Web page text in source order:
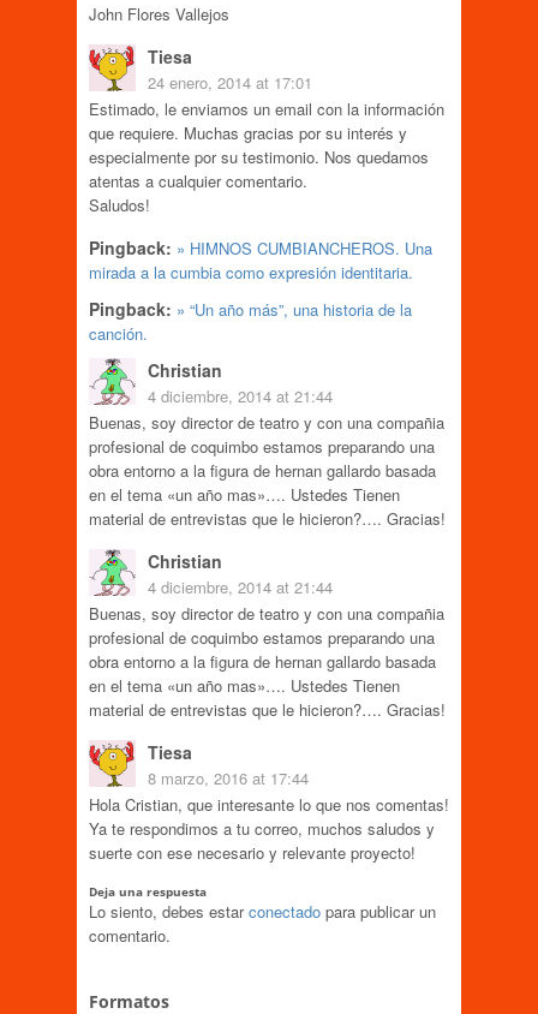
John Flores Vallejos
Tiesa
24 enero, 2014 at 17:01
Estimado, le enviamos un email con la información
que requiere. Muchas gracias por su interés y
especialmente por su testimonio. Nos quedamos
atentas a cualquier comentario.
Saludos!
Pingback: » HIMNOS CUMBIANCHEROS. Una
mirada a la cumbia como expresión identitaria.
Pingback: » “Un año más”, una historia de la
canción.
Christian
4 diciembre, 2014 at 21:44
Buenas, soy director de teatro y con una compañia
profesional de coquimbo estamos preparando una
obra entorno a la figura de hernan gallardo basada
en el tema «un año mas»…. Ustedes Tienen
material de entrevistas que le hicieron?…. Gracias!
Christian
4 diciembre, 2014 at 21:44
Buenas, soy director de teatro y con una compañia
profesional de coquimbo estamos preparando una
obra entorno a la figura de hernan gallardo basada
en el tema «un año mas»…. Ustedes Tienen
material de entrevistas que le hicieron?…. Gracias!
Tiesa
8 marzo, 2016 at 17:44
Hola Cristian, que interesante lo que nos comentas!
Ya te respondimos a tu correo, muchos saludos y
suerte con ese necesario y relevante proyecto!
Deja una respuesta
Lo siento, debes estarconectado para publicar un
comentario.
Formatos